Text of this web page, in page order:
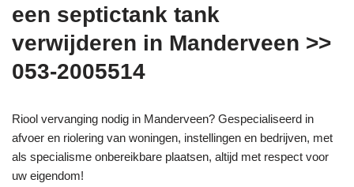
een septictank tank
verwijderen in Manderveen >>
053-2005514
Riool vervanging nodig in Manderveen? Gespecialiseerd in
afvoer en riolering van woningen, instellingen en bedrijven, met
als specialisme onbereikbare plaatsen, altijd met respect voor
uw eigendom!